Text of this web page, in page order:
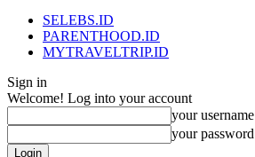
SELEBS.ID
PARENTHOOD.ID
MYTRAVELTRIP.ID
Sign in
Welcome! Log into your account
your username
your password